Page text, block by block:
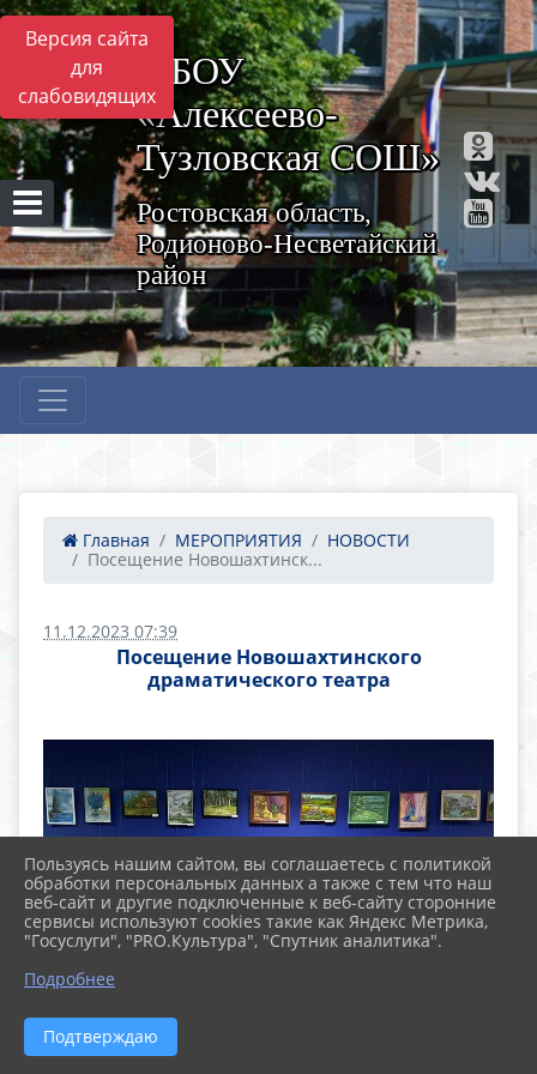
Версия сайта
для
слабовидящих
МБОУ
«Алексеево-
Тузловская СОШ»
Ростовская область,
Родионово-Несветайский
район
Главная МЕРОПРИЯТИЯ
НОВОСТИ
Посещение Новошахтинск...
11.12.2023 07:39
Посещение Новошахтинского
драматического театра
Пользуясь нашим сайтом, вы соглашаетесь с политикой
обработки персональных данных а также с тем что наш
веб-сайт и другие подключенные к веб-сайту сторонние
сервисы используют cookies такие как Яндекс Метрика,
"Госуслуги", "PRO.Культура", "Спутник аналитика".
Подробнее
Подтверждаю